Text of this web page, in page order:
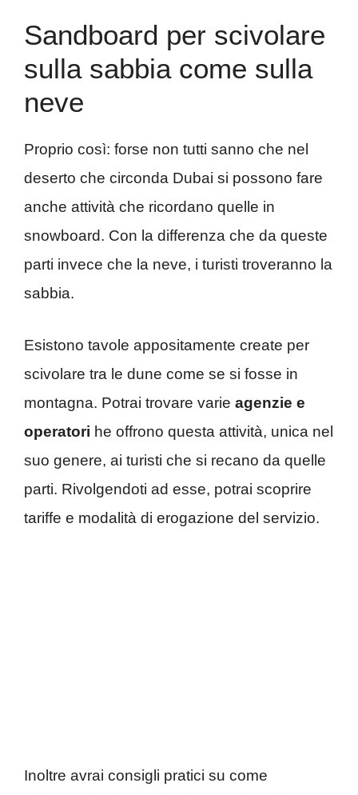
Sandboard per scivolare
sulla sabbia come sulla
neve
Proprio così: forse non tutti sanno che nel
deserto che circonda Dubai si possono fare
anche attività che ricordano quelle in
snowboard. Con la differenza che da queste
parti invece che la neve, i turisti troveranno la
sabbia.
Esistono tavole appositamente create per
scivolare tra le dune come se si fosse in
montagna. Potrai trovare varie agenzie e
operatori he offrono questa attività, unica nel
suo genere, ai turisti che si recano da quelle
parti. Rivolgendoti ad esse, potrai scoprire
tariffe e modalità di erogazione del servizio.
Inoltre avrai consigli pratici su come